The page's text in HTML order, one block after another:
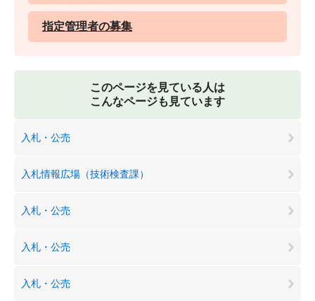
指定管理者の募集
このページを見ている人は
こんなページも見ています
入札・公売
入札情報広場（技術検査課）
入札・公売
入札・公売
入札・公売